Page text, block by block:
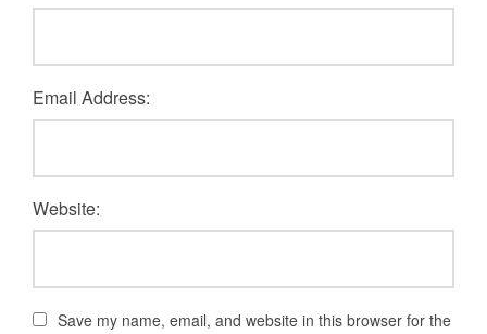
Email Address:
Website:
Save my name, email, and website in this browser for the